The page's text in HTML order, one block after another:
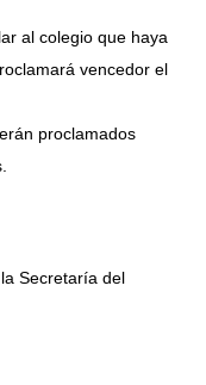
al colegio que haya
vencedor el
proclamados
Secretaría del